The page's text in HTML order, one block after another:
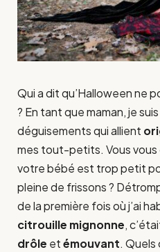
Qui a dit qu’Halloween ne
? En tant que maman, je
déguisements qui allient
mes tout-petits. Vous vous
votre bébé est trop petit
pleine de frissons ?
de la première fois où j’ai
citrouille mignonne,
drôle etémouvant.